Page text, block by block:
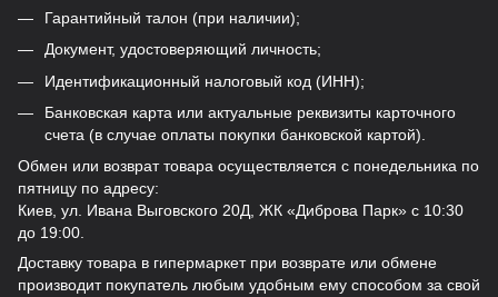
Гарантийный талон (при наличии);
Документ, удостоверяющий личность;
Идентификационный налоговый код (ИНН);
Банковская карта или актуальные реквизиты карточного
счета (в случае оплаты покупки банковской картой).
Обмен или возврат товара осуществляется с понедельника по
пятницу по адресу:
Киев, ул. Ивана Выговского 20Д, ЖК «Диброва Парк» с 10:30
до 19:00.
Доставку товара в гипермаркет при возврате или обмене
производит покупатель любым удобным ему способом за свой